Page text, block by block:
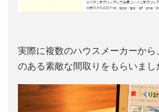
実際に複数のハウスメーカーから
のある素敵な間取りをもらいまし